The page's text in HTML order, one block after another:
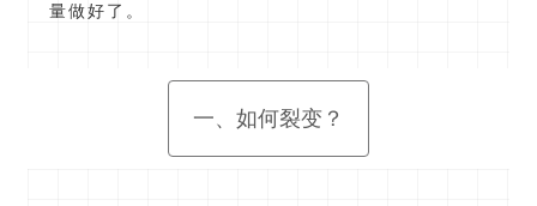
量做好了。
一、如何裂变？